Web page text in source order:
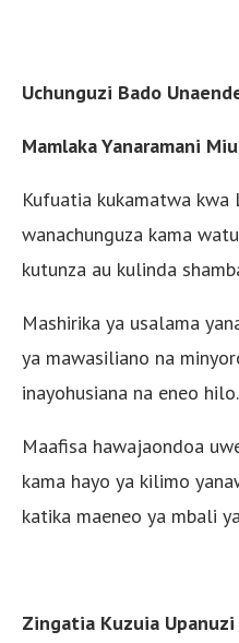
Uchunguzi Bado
Mamlaka Yanaramani
Kufuatia kukamatwa kwa
wanachunguza kama
kutunza au kulinda
Mashirika ya usalama
ya mawasiliano na
inayohusiana na eneo hilo.
Maafisa hawajaondoa
kama hayo ya kilimo
katika maeneo ya mbali
Zingatia Kuzuia Upanuzi